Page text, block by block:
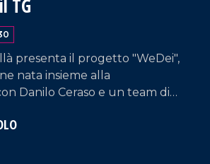
TG
presenta il progetto "WeDei",
nata insieme alla
Danilo Ceraso e un team di